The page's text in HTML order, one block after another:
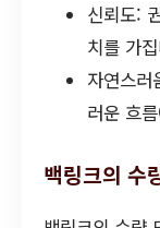
신뢰도:
치를 가
자연스러
러운 흐
백링크의 수